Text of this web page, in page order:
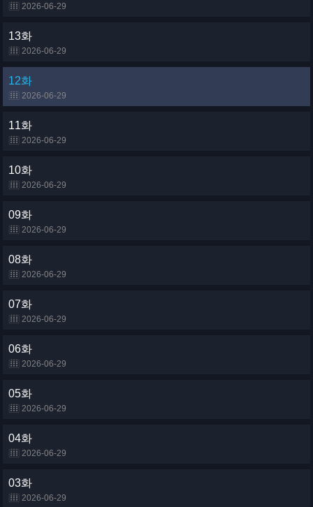
2026-06-29
13화
2026-06-29
12화
2026-06-29
11화
2026-06-29
10화
2026-06-29
09화
2026-06-29
08화
2026-06-29
07화
2026-06-29
06화
2026-06-29
05화
2026-06-29
04화
2026-06-29
03화
2026-06-29